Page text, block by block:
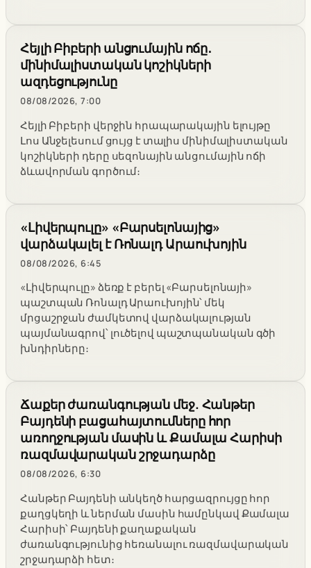
Հեյլի Բիբերի անցումային ոճը․
մինիմալիստական կոշիկների
ազդեցությունը
08/08/2026, 7:00
Հեյլի Բիբերի վերջին հրապարակային ելույթը
Լոս Անջելեսում ցույց է տալիս մինիմալիստական
կոշիկների դերը սեզոնային անցումային ոճի
ձևավորման գործում։
«Լիվերպուլը» «Բարսելոնայից»
վարձակալել է Ռոնալդ Արաուխոյին
08/08/2026, 6:45
«Լիվերպուլը» ձեռք է բերել «Բարսելոնայի»
պաշտպան Ռոնալդ Արաուխոյին՝ մեկ
մրցաշրջան ժամկետով վարձակալության
պայմանագրով՝ լուծելով պաշտպանական գծի
խնդիրները։
Ճաքեր ժառանգության մեջ. Հանթեր
Բայդենի բացահայտումները հոր
առողջության մասին և Քամալա Հարիսի
ռազմավարական շրջադարձը
08/08/2026, 6:30
Հանթեր Բայդենի անկեղծ հարցազրույցը հոր
քաղցկեղի և ներման մասին համընկավ Քամալա
Հարիսի՝ Բայդենի քաղաքական
ժառանգությունից հեռանալու ռազմավարական
շրջադարձի հետ։